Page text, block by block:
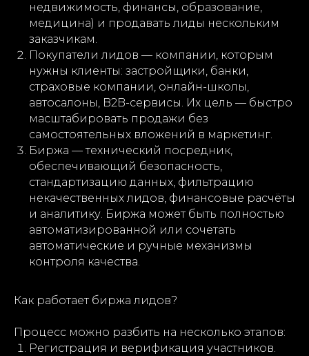
недвижимость, финансы, образование,
медицина) и продавать лиды нескольким
заказчикам.
Покупатели лидов — компании, которым
нужны клиенты: застройщики, банки,
страховые компании, онлайн-школы,
автосалоны, B2B-сервисы. Их цель — быстро
масштабировать продажи без
самостоятельных вложений в маркетинг.
Биржа — технический посредник,
обеспечивающий безопасность,
стандартизацию данных, фильтрацию
некачественных лидов, финансовые расчёты
и аналитику. Биржа может быть полностью
автоматизированной или сочетать
автоматические и ручные механизмы
контроля качества.
Как работает биржа лидов?
Процесс можно разбить на несколько этапов:
Регистрация и верификация участников.